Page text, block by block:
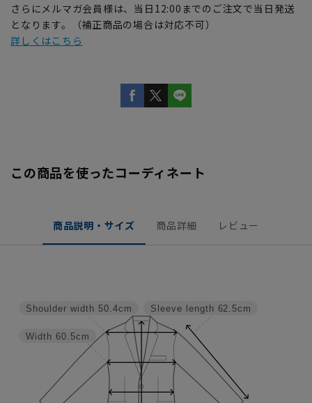
さらにメルマガ会員様は、当日12:00までのご注文で当日発送
となります。（補正商品の場合は対応不可）
詳しくはこちら
この商品を使ったコーディネート
商品説明・サイズ 商品詳細 レビュー
Sleeve length 62.5cm
Width 60.5cm
Shoulder width 50.4cm